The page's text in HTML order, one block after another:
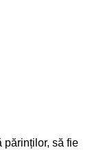
părinților, să fie